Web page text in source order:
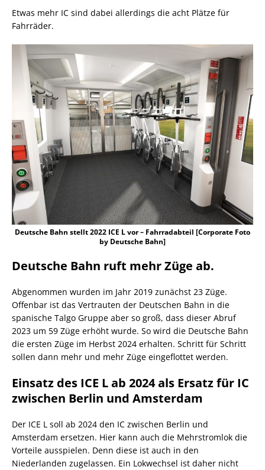
Etwas mehr IC sind dabei allerdings die acht Plätze für
Fahrräder.
Deutsche Bahn stellt 2022 ICE L vor – Fahrradabteil [Corporate Foto
by Deutsche Bahn]
Deutsche Bahn ruft mehr Züge ab.
Abgenommen wurden im Jahr 2019 zunächst 23 Züge.
Offenbar ist das Vertrauten der Deutschen Bahn in die
spanische Talgo Gruppe aber so groß, dass dieser Abruf
2023 um 59 Züge erhöht wurde. So wird die Deutsche Bahn
die ersten Züge im Herbst 2024 erhalten. Schritt für Schritt
sollen dann mehr und mehr Züge eingeflottet werden.
Einsatz des ICE L ab 2024 als Ersatz für IC
zwischen Berlin und Amsterdam
Der ICE L soll ab 2024 den IC zwischen Berlin und
Amsterdam ersetzen. Hier kann auch die Mehrstromlok die
Vorteile ausspielen. Denn diese ist auch in den
Niederlanden zugelassen. Ein Lokwechsel ist daher nicht